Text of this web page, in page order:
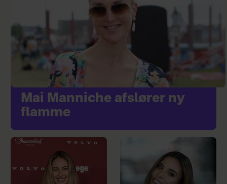
Mai Manniche afslører ny
flamme